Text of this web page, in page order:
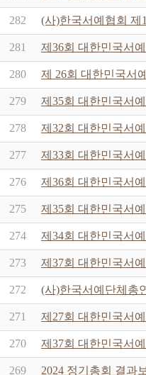
282 (사)한국서예협회 제
281 제36회 대한민국서
280 제 26회 대한민국서
279 제35회 대한민국서
278 제32회 대한민국서
277 제33회 대한민국서
276 제36회 대한민국서
275 제35회 대한민국서
274 제34회 대한민국서
273 제37회 대한민국서
272 (사)한국서예단체총
271 제27회 대한민국서
270 제37회 대한민국서
269 2024 정기총회 결과